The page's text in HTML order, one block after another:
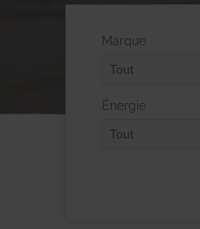
Marque
Énergie